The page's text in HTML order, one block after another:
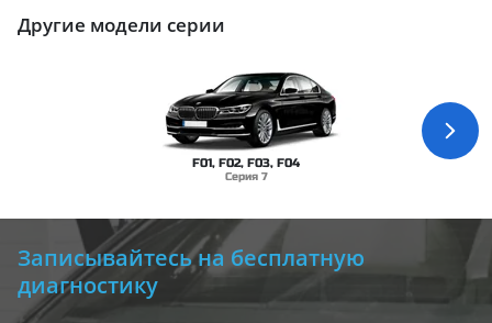
Другие модели серии
F01, F02, F03, F04
Серия 7
Записывайтесь на бесплатную
диагностику